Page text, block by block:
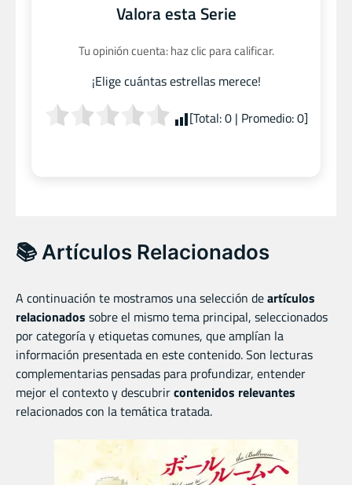
Valora esta Serie
Tu opinión cuenta: haz clic para calificar.
¡Elige cuántas estrellas merece!
[Total:0| Promedio:0]
📚 Artículos Relacionados
A continuación te mostramos una selección deartículos
relacionados sobre el mismo tema principal, seleccionados
por categoría y etiquetas comunes, que amplían la
información presentada en este contenido. Son lecturas
complementarias pensadas para profundizar, entender
mejor el contexto y descubrircontenidos relevantes
relacionados con la temática tratada.